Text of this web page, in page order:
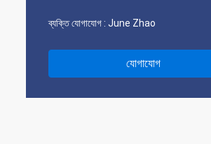
ব্যক্তি যোগাযোগ : June Zhao
যোগাযোগ